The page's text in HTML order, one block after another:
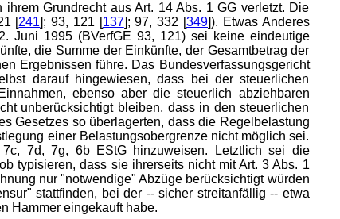
Grundrecht aus Art. 14 Abs. 1 GG verletzt. Die
[241]; 93, 121 [137]; 97, 332 [349]). Etwas Anderes
Juni 1995 (BVerfGE 93, 121) sei keine eindeutige
die Summe der Einkünfte, der Gesamtbetrag der
Ergebnissen führe. Das Bundesverfassungsgericht
darauf hingewiesen, dass bei der steuerlichen
ebenso aber die steuerlich abziehbaren
unberücksichtigt bleiben, dass in den steuerlichen
Gesetzes so überlagerten, dass die Regelbelastung
einer Belastungsobergrenze nicht möglich sei.
7d, 7g, 6b EStG hinzuweisen. Letztlich sei die
typisieren, dass sie ihrerseits nicht mit Art. 3 Abs. 1
nur "notwendige" Abzüge berücksichtigt würden
stattfinden, bei der -- sicher streitanfällig -- etwa
Hammer eingekauft habe.